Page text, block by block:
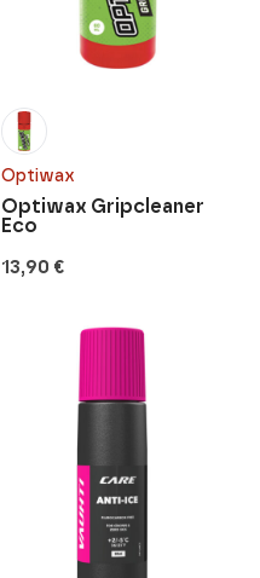
Optiwax
13,90 €
Optiwax Gripcleaner
Eco